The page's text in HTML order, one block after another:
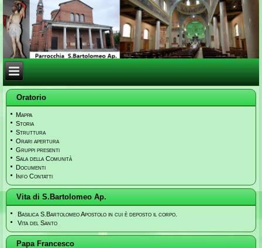
Oratorio
Mappa
Storia
Struttura
Orari apertura
Gruppi presenti
Sala della Comunità
Documenti
Info Contatti
Vita di S.Bartolomeo Ap.
Basilica S.Bartolomeo Apostolo in cui è deposto il corpo.
Vita del Santo
Papa Francesco